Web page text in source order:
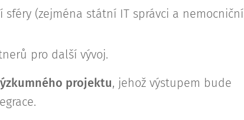
(zejména státní IT správci a nemocniční
pro další vývoj.
projektu, jehož výstupem bude